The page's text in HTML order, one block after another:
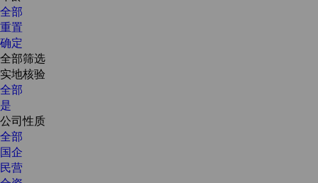
全部
重置
确定
全部筛选
实地核验
全部
是
公司性质
全部
国企
民营